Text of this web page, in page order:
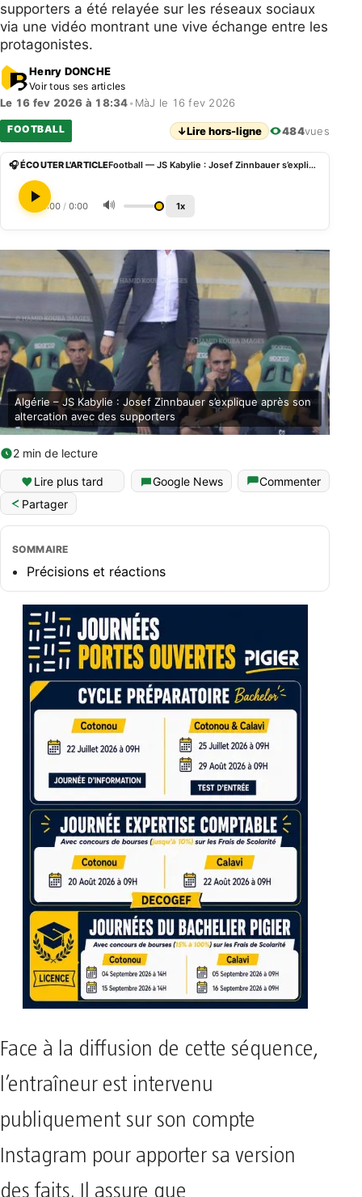
supporters a été relayée sur les réseaux sociaux
via une vidéo montrant une vive échange entre les
protagonistes.
Henry DONCHE
Voir tous ses articles
Le 16 fev 2026 à 18:34• MàJ le 16 fev 2026
FOOTBALL ↓Lire hors-ligne 484vues
🎧 ÉCOUTER L'ARTICLE Football — JS Kabylie : Josef Zinnbauer s’explique après une altercation avec des supporters
0:00 / 0:00 🔊 1x
Algérie – JS Kabylie : Josef Zinnbauer s’explique après son
altercation avec des supporters
2 min de lecture
Lire plus tard Google News
Commenter
Partager
SOMMAIRE
Précisions et réactions
Face à la diffusion de cette séquence,
l’entraîneur est intervenu
publiquement sur son compte
Instagram pour apporter sa version
des faits. Il assure que